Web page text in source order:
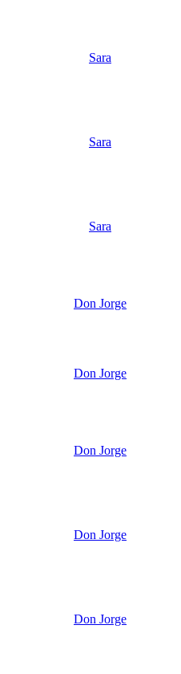
Sara
Sara
Sara
Don Jorge
Don Jorge
Don Jorge
Don Jorge
Don Jorge